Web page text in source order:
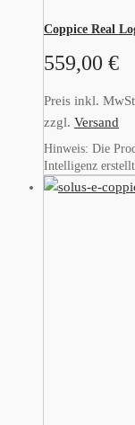
Coppice Real
559,00 €
Preis inkl.
zzgl. Versand
Hinweis: Die
Intelligenz